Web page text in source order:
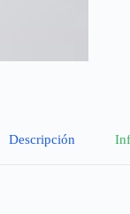
Descripción